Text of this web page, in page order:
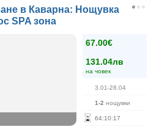
в Каварна: Нощувка
SPA зона
67.00€
131.04лв
на човек
3.01-28.04
1-2 нощувки
64:10:17